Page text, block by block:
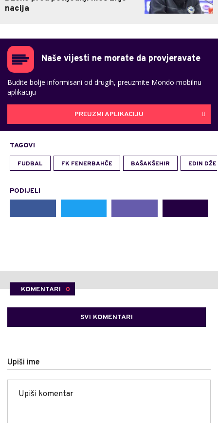
nacija
Naše vijesti ne morate da provjeravate
Budite bolje informisani od drugih, preuzmite Mondo mobilnu
aplikaciju
PREUZMI APLIKACIJU
TAGOVI
FUDBAL FK FENERBAHČE BAŠAKŠEHIR EDIN
PODIJELI
KOMENTARI 0
SVI KOMENTARI
Upiši ime